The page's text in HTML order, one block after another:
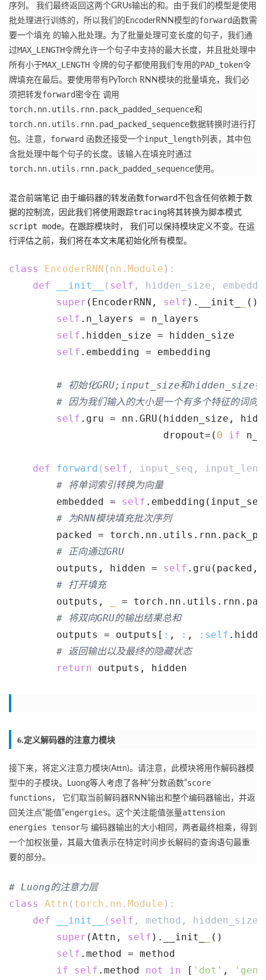
序列。 我们最终返回这两个GRUs输出的和。
由于我们的模型是使用
批处理进行训练的，所以我们的EncoderRNN模型的forward 函数需
要一个填充 的输入批处理。 为了批量处理可变长度的句子，我们通
过MAX_LENGTH令牌允许一个句子中支持的最大长度，并且批处理中
所有小于MAX_LENGTH 令牌的句子都使用我们专用的PAD_token令
牌填充在最后。 要使用带有PyTorch RNN模块的批量填充，我们必
须把转发forward 密令在 调用
torch.nn.utils.rnn.pack_padded_sequence和
torch.nn.utils.rnn.pad_packed_sequence数据转换时进行打
包。 注意， forward 函数还接受一个input_length列表，其中包
含批处理中每个句子的长度。 该输入在填充时通过
torch.nn.utils.rnn.pack_padded_sequence使用。
混合前端笔记 由于编码器的转发函数forward不包含任何依赖于数
据的控制流，因此我们将使用跟踪tracing将其转换为脚本模式
script mode。 在跟踪模块时， 我们可以保持模块定义不变。 在运
行评估之前，我们将在本文末尾初始化所有模型。
class EncoderRNN ( nn . Module ):
def
__init__ ( self , hidden_size,
super (EncoderRNN, self ).__init_
()
self .n_layers = n_layers
self .hidden_size = hidden_size
self .embedding = embedding
# 初始化GRU;input_size和hidden_size
# 因为我们输入的大小是一个有多个特征的词
self .gru = nn.GRU(hidden_size,
dropout=( 0 if
def forward ( self , input_seq,
# 将单词索引转换为向量
embedded = self
# 为RNN模块填充批次序列
packed =
# 正向通过GRU
outputs, hidden = self .gru(packed,
# 打开填充
outputs,
=
# 将双向GRU的输出结果总和
outputs = outputs[ : , : , :self
# 返回输出以及最终的隐藏状态
return outputs, hidden
6.定义解码器的注意力模块
接下来，将定义注意力模块(Attn)。 请注意，此模块将用作解码器模
型中的子模块。
Luong等人考虑了各种“分数函数”score
functions ， 它们取当前解码器RNN输出和整个编码器输出，并返
回关注点“能值”engergies。 这个关注能值张量attension
energies tensor与 编码器输出的大小相同，两者最终相乘，得到
一个加权张量，其最大值表示在特定时间步长解码的查询语句最重
要的部分。
# Luong的注意力层
class
Attn ( torch . nn . Module ):
def
__init__ ( self , method, hidden_size)
super (Attn, self ).__init_
()
self .method = method
if
self .method not in [ 'dot' ,